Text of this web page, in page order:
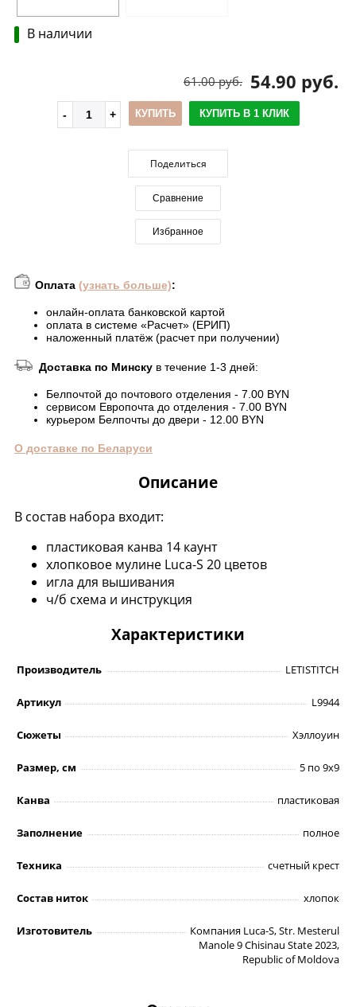
В наличии
54.90 руб.
61.00 руб.
КУПИТЬ КУПИТЬ В 1 КЛИК
Поделиться
Сравнение
Избранное
Оплата (узнать больше):
онлайн-оплата банковской картой
оплата в системе «Расчет» (ЕРИП)
наложенный платёж (расчет при получении)
Доставка по Минску в течение 1-3 дней:
Белпочтой до почтового отделения - 7.00 BYN
сервисом Европочта до отделения - 7.00 BYN
курьером Белпочты до двери - 12.00 BYN
О доставке по Беларуси
Описание
В состав набора входит:
пластиковая канва 14 каунт
хлопковое мулине Luca-S 20 цветов
игла для вышивания
ч/б схема и инструкция
Характеристики
Производитель LETISTITCH
Артикул L9944
Сюжеты Хэллоуин
Размер, см 5 по 9х9
Канва пластиковая
Заполнение полное
Техника счетный крест
Состав ниток хлопок
Изготовитель
Компания Luca-S, Str. Mesterul
Manole 9 Chisinau State 2023,
Republic of Moldova